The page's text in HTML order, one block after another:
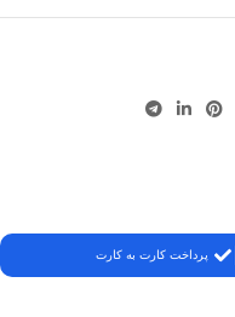
پرداخت کارت به کارت